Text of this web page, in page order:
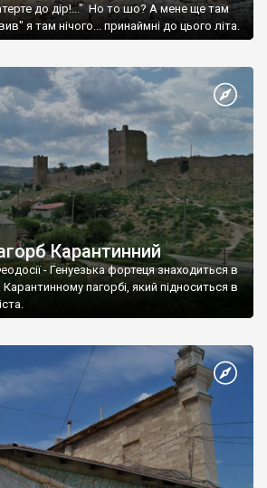
до дір!..." Но то шо? А мене ще там
я там нічого... принаймні до цього літа.
Карантинний
- Генуезька фортеця знаходиться в
пагорбі, який підноситься в